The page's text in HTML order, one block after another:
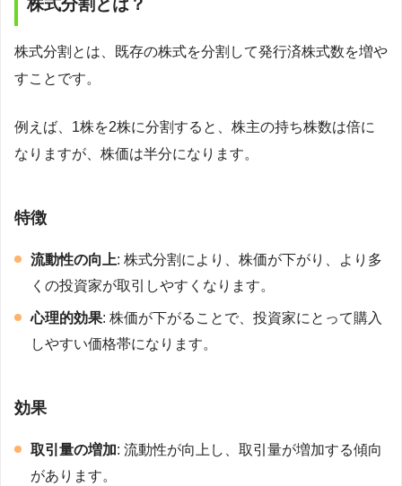
株式分割とは？
株式分割とは、既存の株式を分割して発行済株式数を増や
すことです。
例えば、1株を2株に分割すると、株主の持ち株数は倍に
なりますが、株価は半分になります。
特徴
流動性の向上: 株式分割により、株価が下がり、より多
くの投資家が取引しやすくなります。
心理的効果: 株価が下がることで、投資家にとって購入
しやすい価格帯になります。
効果
取引量の増加: 流動性が向上し、取引量が増加する傾向
があります。